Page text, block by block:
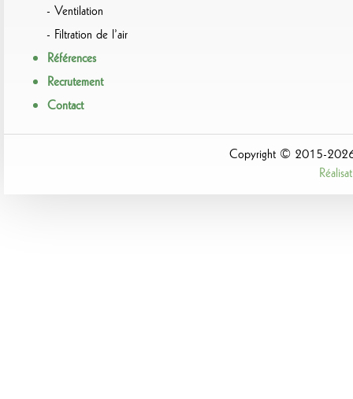
Ventilation
Filtration de l’air
Références
Recrutement
Contact
Copyright © 2015-2026